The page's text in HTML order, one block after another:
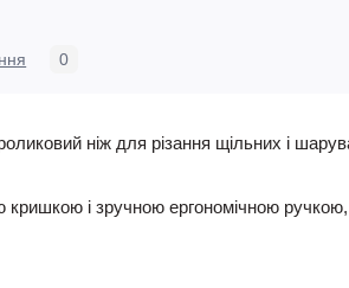
0
ніж для різання щільних і
і зручною ергономічною ручкою,